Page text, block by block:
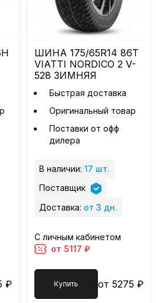
₽
ШИНА 175/65R14 86T
VIATTI NORDICO 2 V-
528 ЗИМНЯЯ
Быстрая доставка
Оригинальный товар
Поставки от офф
дилера
В наличии: 17 шт.
Поставщик
Доставка: от 3 дн.
С личным кабинетом
от 5117 ₽
Купить от 5275 ₽